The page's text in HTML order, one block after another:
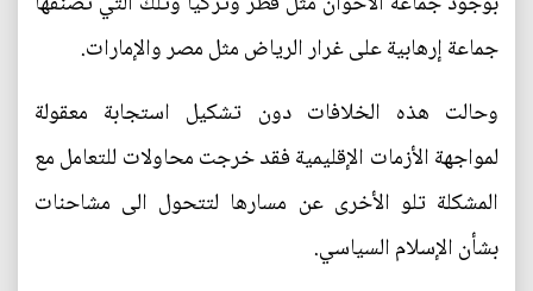
جماعة إرهابية على غرار الرياض مثل مصر والإمارات.
وحالت هذه الخلافات دون تشكيل استجابة معقولة
لمواجهة الأزمات الإقليمية فقد خرجت محاولات للتعامل مع
المشكلة تلو الأخرى عن مسارها لتتحول الى مشاحنات
بشأن الإسلام السياسي.